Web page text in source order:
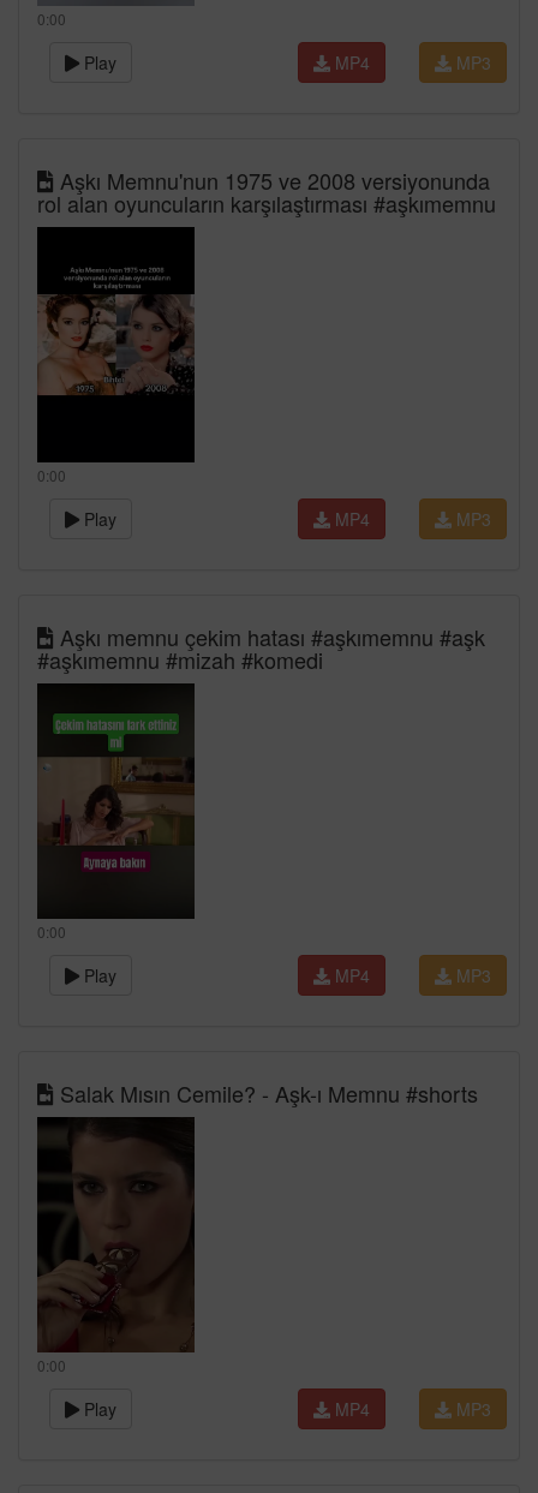
0:00
Play MP3
MP4
Aşkı Memnu'nun 1975 ve 2008 versiyonunda
rol alan oyuncuların karşılaştırması #aşkımemnu
0:00
Play MP3
MP4
Aşkı memnu çekim hatası #aşkımemnu #aşk
#aşkımemnu #mizah #komedi
0:00
Play MP3
MP4
Salak Mısın Cemile? - Aşk-ı Memnu #shorts
0:00
Play MP3
MP4